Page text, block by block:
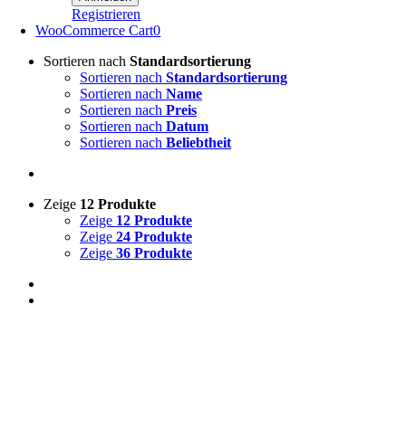
Registrieren
WooCommerce Cart0
Sortieren nach Standardsortierung
Sortieren nach Standardsortierung
Sortieren nach Name
Sortieren nach Preis
Sortieren nach Datum
Sortieren nach Beliebtheit
Zeige 12 Produkte
Zeige 12 Produkte
Zeige 24 Produkte
Zeige 36 Produkte